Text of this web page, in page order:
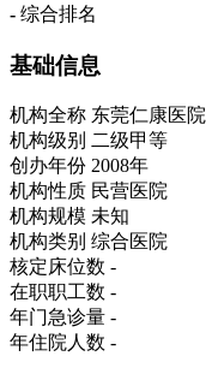
- 综合排名
基础信息
机构全称 东莞仁康医院
机构级别 二级甲等
创办年份 2008年
机构性质 民营医院
机构规模 未知
机构类别 综合医院
核定床位数 -
在职职工数 -
年门急诊量 -
年住院人数 -